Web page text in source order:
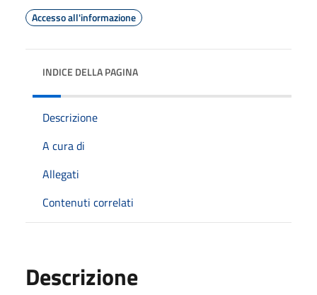
Accesso all'informazione
INDICE DELLA PAGINA
Descrizione
A cura di
Allegati
Contenuti correlati
Descrizione